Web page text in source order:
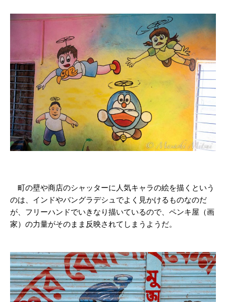
町の壁や商店のシャッターに人気キャラの絵を描くという
のは、インドやバングラデシュでよく見かけるものなのだ
が、フリーハンドでいきなり描いているので、ペンキ屋（画
家）の力量がそのまま反映されてしまうようだ。